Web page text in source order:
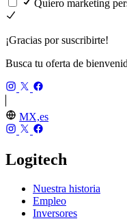
Quiero marketing
¡Gracias por suscribirte!
Busca tu oferta de
MX,es
Logitech
Nuestra historia
Empleo
Inversores